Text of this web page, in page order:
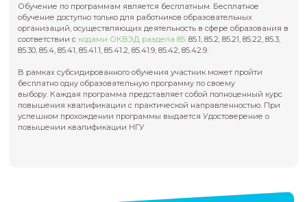
Передовая инженерная школа НГУ запускает
повышения квалификации для работников
организаций в рамках субсидированного обучения.
Проект реализуетсяпри поддержке Фонда Потанина
на развитие инженерного и технологического
системе общего и дополнительного образования.
обучение доступно только для работников